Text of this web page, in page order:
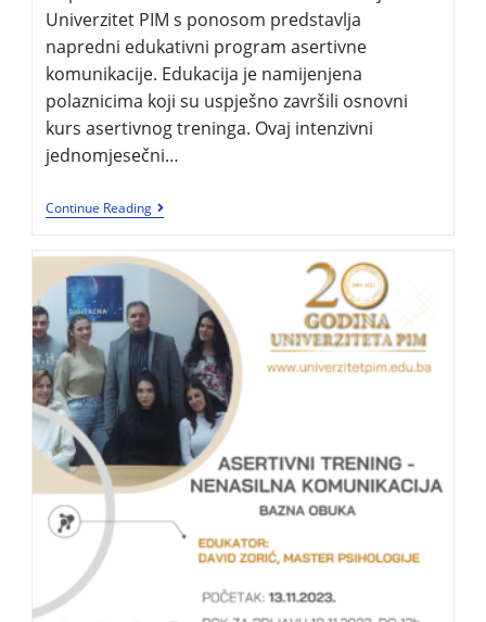
Univerzitet PIM s ponosom predstavlja
napredni edukativni program asertivne
komunikacije. Edukacija je namijenjena
polaznicima koji su uspješno završili osnovni
kurs asertivnog treninga. Ovaj intenzivni
jednomjesečni…
Continue Reading